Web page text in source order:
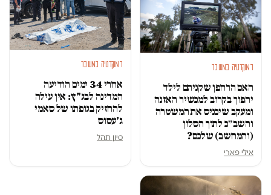
דמוקרטיה במשבר
האם הרחפן שקניתם לילד
יהפוך בקרוב למכשיר האזנה
ומעקב שיכניס את המשטרה
והשב״כ לתוך הסלון
(והמחשב) שלכם?
אילי פארי
דמוקרטיה במשבר
אחרי 34 ימים הודיעה
המדינה לבג"ץ: אין עילה
להחזיק בגופתו של סאמי
ג'עסוס
סיון תהל